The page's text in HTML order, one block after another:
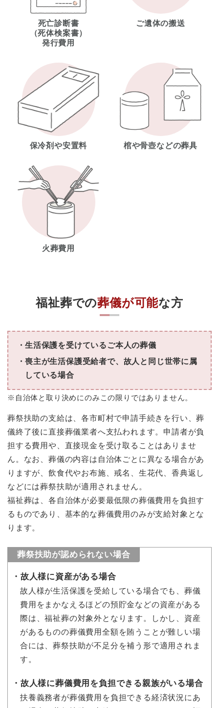
死亡診断書
（死体検案書）
発行費用
ご遺体の搬送
保冷剤や安置料 棺や骨壺などの葬具
火葬費用
福祉葬での葬儀が可能な方
生活保護を受けているご本人の葬儀
喪主が生活保護受給者で、故人と同じ世帯に属
している場合
※自治体と取り決めにのみこの限りではありません。
葬祭扶助の支給は、各市町村で申請手続きを行い、葬
儀終了後に直接葬儀業者へ支払われます。申請者が負
担する費用や、直接現金を受け取ることはありませ
ん。なお、葬儀の内容は自治体ごとに異なる場合があ
りますが、飲食代やお布施、戒名、生花代、香典返し
などには葬祭扶助が適用されません。
福祉葬は、各自治体が必要最低限の葬儀費用を負担す
るものであり、基本的な葬儀費用のみが支給対象とな
ります。
葬祭扶助が認められない場合
故人様に資産がある場合
故人様が生活保護を受給している場合でも、葬儀
費用をまかなえるほどの預貯金などの資産がある
際は、福祉葬の対象外となります。しかし、資産
があるものの葬儀費用全額を賄うことが難しい場
合には、葬祭扶助が不足分を補う形で適用されま
す。
故人様に葬儀費用を負担できる親族がいる場合
扶養義務者が葬儀費用を負担できる経済状況にあ